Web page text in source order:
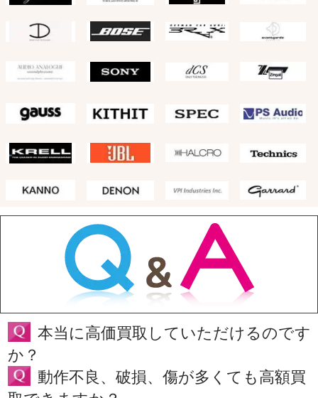
本当に高価買取していただけるのです
か？
動作不良、破損、傷が多くても高額買